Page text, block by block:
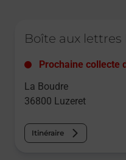
Boîte aux lettres
Prochaine collecte
La Boudre
36800 Luzeret
Itinéraire